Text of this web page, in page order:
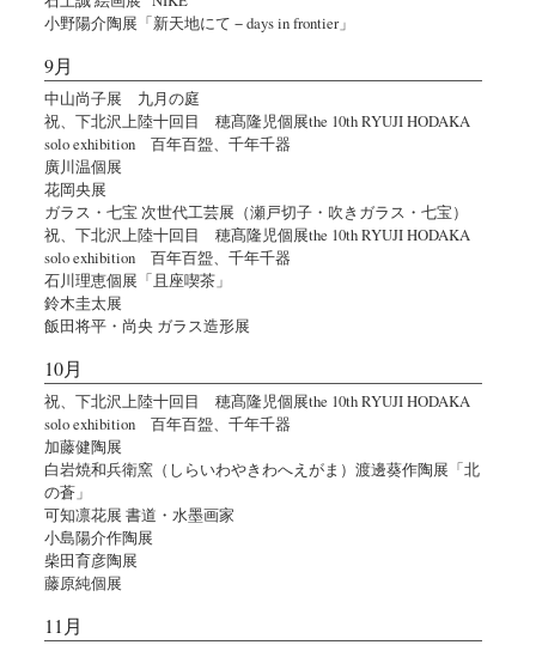
小野陽介陶展「新天地にて − days in frontier」
9月
中山尚子展 九月の庭
祝、下北沢上陸十回目 穂髙隆児個展the 10th RYUJI HODAKA
solo exhibition 百年百盌、千年千器
廣川温個展
花岡央展
ガラス・七宝 次世代工芸展（瀬戸切子・吹きガラス・七宝）
祝、下北沢上陸十回目 穂髙隆児個展the 10th RYUJI HODAKA
solo exhibition 百年百盌、千年千器
石川理恵個展「且座喫茶」
鈴木圭太展
飯田将平・尚央 ガラス造形展
10月
祝、下北沢上陸十回目 穂髙隆児個展the 10th RYUJI HODAKA
solo exhibition 百年百盌、千年千器
加藤健陶展
白岩焼和兵衛窯（しらいわやきわへえがま）渡邊葵作陶展「北
の蒼」
可知凛花展 書道・水墨画家
小島陽介作陶展
柴田育彦陶展
藤原純個展
11月